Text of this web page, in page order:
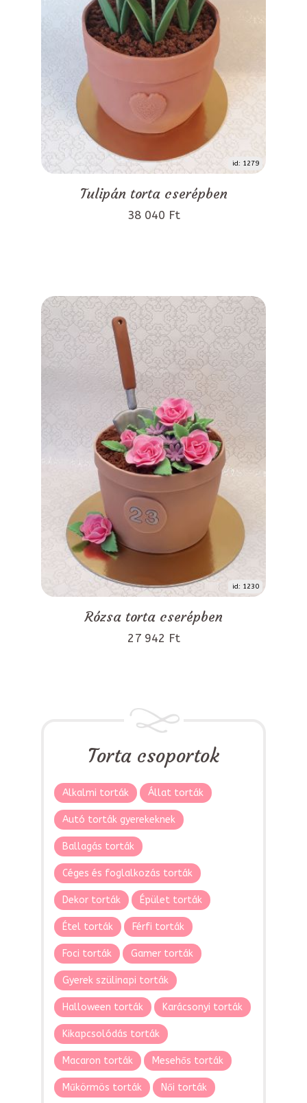
id: 1279
Tulipán torta cserépben
38 040 Ft
id: 1230
Rózsa torta cserépben
27 942 Ft
Torta csoportok
Alkalmi torták Állat torták
Autó torták gyerekeknek
Ballagás torták
Céges és foglalkozás torták
Dekor torták Épület torták
Étel torták Férfi torták
Foci torták Gamer torták
Gyerek szülinapi torták
Halloween torták Karácsonyi torták
Kikapcsolódás torták
Macaron torták Mesehős torták
Műkörmös torták Női torták